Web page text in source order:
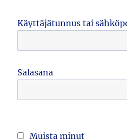
Käyttäjätunnus tai
Salasana
Muista minut